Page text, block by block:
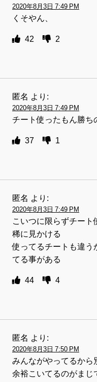
2020年8月3日 7:49 PM
くそやん、
42 2
匿名 より:
2020年8月3日 7:49 PM
チート使ったもん勝ち
37 1
匿名 より:
2020年8月3日 7:49 PM
こいつに限らずチート
稀に見かける
使ってるチートも違う
てる事がある
44 4
匿名 より:
2020年8月3日 7:50 PM
みんながやってるから
余裕こいてるのがまじ